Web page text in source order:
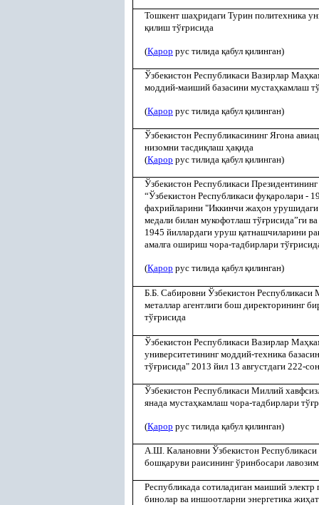
Тошкент шаҳридаги Турин политехника
қилиш тўғрисида
(Қарор рус тилида қабул қилинган)
Ўзбекистон Республикаси Вазирлар Маҳ
моддий-маиший базасини мустаҳкамлаш
(Қарор рус тилида қабул қилинган)
Ўзбекистон Республикасининг Ягона
низомни тасдиқлаш ҳақида
(Қарор рус тилида қабул қилинган)
Ўзбекистон Республикаси
“Ўзбекистон Республикаси фуқаролари -
фахрийларини "Иккинчи жаҳон
медали билан мукофотлаш тўғрисида”ги
1945 йиллардаги уруш қатнашчиларини ра
амалга ошириш чора-тадбирлари тўғ
(Қарор рус тилида қабул қилинган)
Б.Б. Сабировни Ўзбекистон Республикаси
металлар агентлиги бош директорининг
тўғрисида
Ўзбекистон Республикаси Вазирлар Маҳ
университетининг моддий-техника
тўғрисида" 2013 йил 13 августдаги 222-
Ўзбекистон Республикаси Миллий
янада мустаҳкамлаш чора-тадбирлари тўғ
(Қарор рус тилида қабул қилинган)
А.Ш. Калановни Ўзбекистон
бошқаруви раисининг ўринбосари
Республикада сотиладиган маиший
бинолар ва иншоотларни энергетика жиҳ